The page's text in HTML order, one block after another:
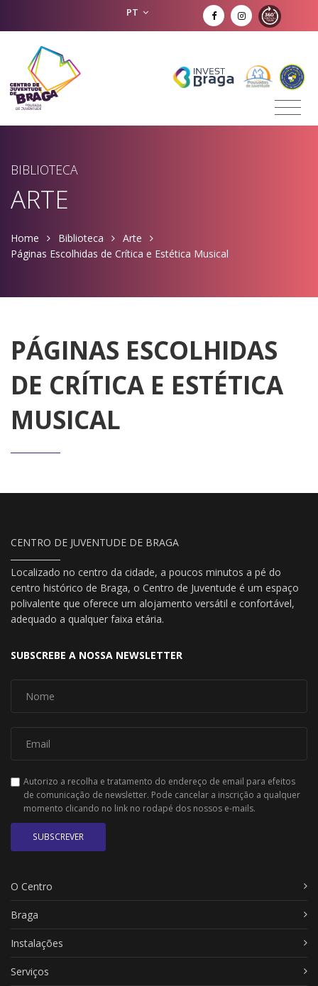
PT
BIBLIOTECA
ARTE
Home Biblioteca
Arte
Páginas Escolhidas de Crítica e Estética Musical
PÁGINAS ESCOLHIDAS
DE CRÍTICA E ESTÉTICA
MUSICAL
CENTRO DE JUVENTUDE DE BRAGA
Localizado no centro da cidade, a poucos minutos a pé do
centro histórico de Braga, o Centro de Juventude é um espaço
polivalente que oferece um alojamento versátil e confortável,
adequado a qualquer faixa etária.
SUBSCREBE A NOSSA NEWSLETTER
Autorizo a recolha e tratamento do endereço de email para efeitos
de comunicação de newsletter. Pode cancelar a inscrição a qualquer
momento clicando no link no rodapé dos nossos e-mails.
SUBSCREVER
O Centro
Braga
Instalações
Serviços